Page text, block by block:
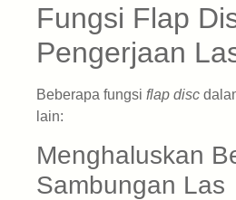
Fungsi Flap
Pengerjaan
Beberapa fungsi flap disc
lain:
Menghaluskan
Sambungan Las